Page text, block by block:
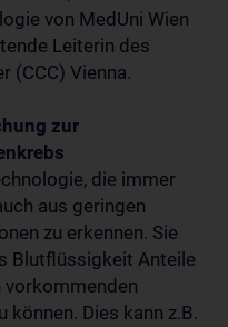
von MedUni Wien
Leiterin des
(CCC) Vienna.
zur
die immer
aus geringen
zu erkennen. Sie
Blutflüssigkeit Anteile
vorkommenden
können. Dies kann z.B.